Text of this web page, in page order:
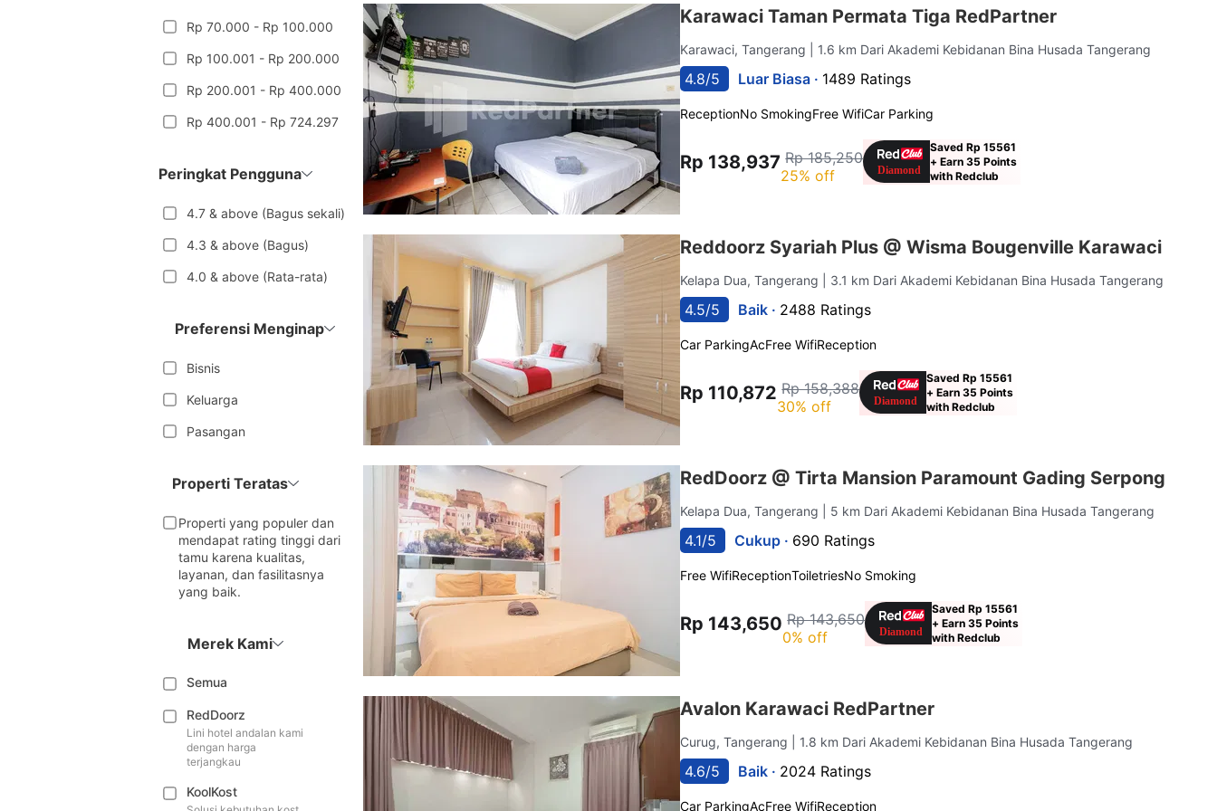
Rp 70.000 - Rp 100.000
Rp 100.001 - Rp 200.000
Rp 200.001 - Rp 400.000
Rp 400.001 - Rp 724.297
Peringkat Pengguna
4.7 & above (Bagus sekali)
4.3 & above (Bagus)
4.0 & above (Rata-rata)
Preferensi Menginap
Bisnis
Keluarga
Pasangan
Properti Teratas
Properti yang populer dan
mendapat rating tinggi dari
tamu karena kualitas,
layanan, dan fasilitasnya
yang baik.
Merek Kami
Semua
RedDoorz
Lini hotel andalan kami
dengan harga
terjangkau
KoolKost
Karawaci Taman Permata Tiga RedPartner
Karawaci, Tangerang | 1.6 km Dari Akademi Kebidanan Bina Husada Tangerang
4.8/5 Luar Biasa · 1489 Ratings
ReceptionNo SmokingFree WifiCar Parking
Rp 138,937 Rp 185,250
25% off
Saved Rp 15561
+ Earn 35 Points
with Redclub
Reddoorz Syariah Plus @ Wisma Bougenville Karawaci
Kelapa Dua, Tangerang | 3.1 km Dari Akademi Kebidanan Bina Husada Tangerang
4.5/5 Baik · 2488 Ratings
Car ParkingAcFree WifiReception
Rp 110,872 Rp 158,388
30% off
Saved Rp 15561
+ Earn 35 Points
with Redclub
RedDoorz @ Tirta Mansion Paramount Gading Serpong
Kelapa Dua, Tangerang | 5 km Dari Akademi Kebidanan Bina Husada Tangerang
4.1/5 Cukup · 690 Ratings
Free WifiReceptionToiletriesNo Smoking
Rp 143,650 Rp 143,650
0% off
Saved Rp 15561
+ Earn 35 Points
with Redclub
Avalon Karawaci RedPartner
Curug, Tangerang | 1.8 km Dari Akademi Kebidanan Bina Husada Tangerang
4.6/5 Baik · 2024 Ratings
Car ParkingAcFree WifiReception